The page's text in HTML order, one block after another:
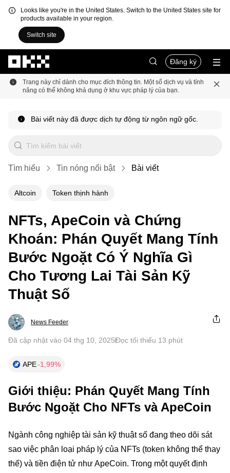
Looks like you're in the United States. Switch to the United States site for
products available in your region.
Switch site
Đăng ký
Trang này chỉ dành cho mục đích thông tin. Một số dịch vụ và tính
năng có thể không khả dụng ở khu vực pháp lý của bạn.
Bài viết này đã được dịch tự động từ ngôn ngữ gốc.
Tìm hiểu Tin nóng nổi bật Bài viết
Altcoin Token thịnh hành
NFTs, ApeCoin và Chứng
Khoán: Phán Quyết Mang Tính
Bước Ngoặt Có Ý Nghĩa Gì
Cho Tương Lai Tài Sản Kỹ
Thuật Số
News Feeder
Đã cập nhật vào 04 thg 10, 2025Đọc tối thiểu 13 phút
APE-1,99%
Giới thiệu: Phán Quyết Mang Tính
Bước Ngoặt Cho NFTs và ApeCoin
Ngành công nghiệp tài sản kỹ thuật số đang theo dõi sát
sao việc phân loại pháp lý của NFTs (token không thể thay
thế) và tiền điện tử như ApeCoin. Trong một quyết định